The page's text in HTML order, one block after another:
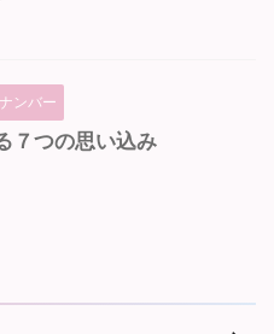
ンバー
７つの思い込み